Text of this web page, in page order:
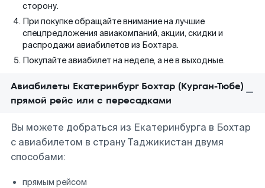
сторону.
При покупке обращайте внимание на лучшие
спецпредложения авиакомпаний, акции, скидки и
распродажи авиабилетов из Бохтара.
Покупайте авиабилет на неделе, а не в выходные.
Авиабилеты Екатеринбург Бохтар (Курган-Тюбе)
прямой рейс или с пересадками
Вы можете добраться из Екатеринбурга в Бохтар
с авиабилетом в страну Таджикистан двумя
способами:
прямым рейсом